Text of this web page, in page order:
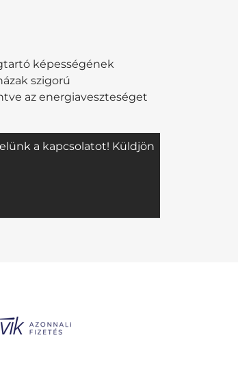
képességének
szigorú
az energiaveszteséget
a kapcsolatot! Küldjön